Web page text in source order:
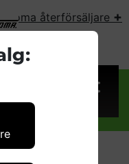
Foma återförsäljare +